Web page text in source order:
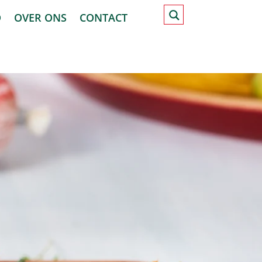
OVER ONS CONTACT